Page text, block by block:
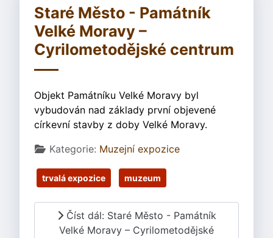
Staré Město - Památník
Velké Moravy –
Cyrilometodějské centrum
Objekt Památníku Velké Moravy byl
vybudován nad základy první objevené
církevní stavby z doby Velké Moravy.
Základní údaje
Kategorie: Muzejní expozice
trvalá expozice muzeum
Číst dál: Staré Město - Památník
Velké Moravy – Cyrilometodějské